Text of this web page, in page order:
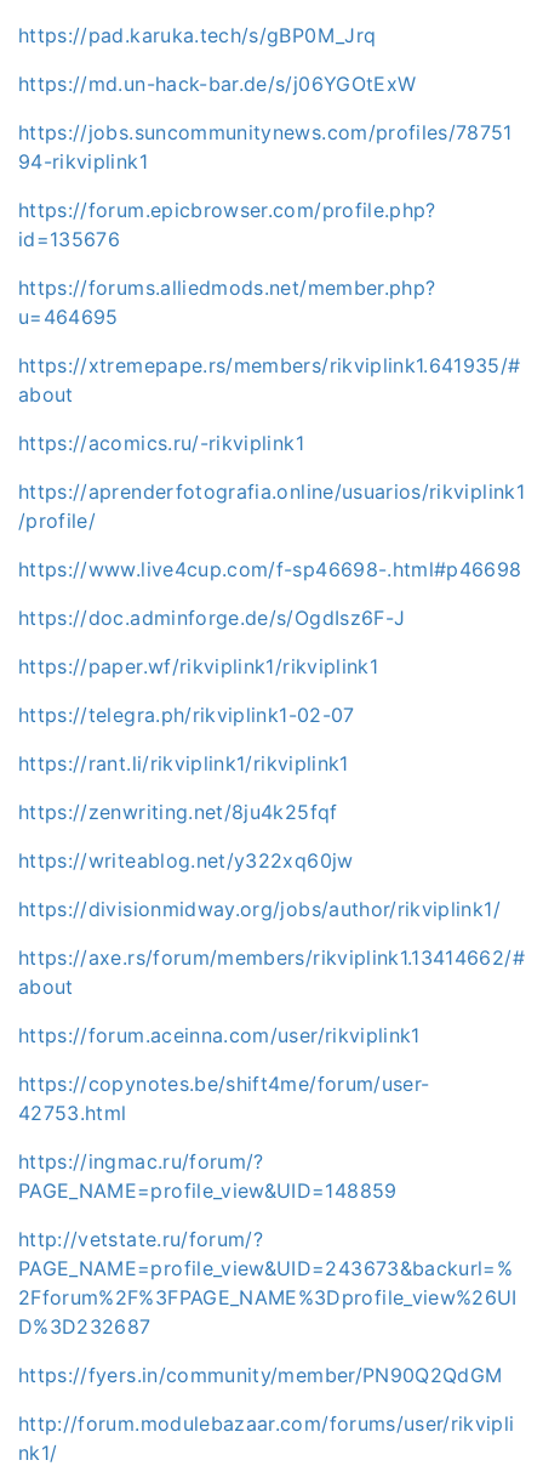
https://pad.karuka.tech/s/gBP0M_Jrq
https://md.un-hack-bar.de/s/j06YGOtExW
https://jobs.suncommunitynews.com/profiles/78751
94-rikviplink1
https://forum.epicbrowser.com/profile.php?
id=135676
https://forums.alliedmods.net/member.php?
u=464695
https://xtremepape.rs/members/rikviplink1.641935/#
about
https://acomics.ru/-rikviplink1
https://aprenderfotografia.online/usuarios/rikviplink1
/profile/
https://www.live4cup.com/f-sp46698-.html#p46698
https://doc.adminforge.de/s/OgdIsz6F-J
https://paper.wf/rikviplink1/rikviplink1
https://telegra.ph/rikviplink1-02-07
https://rant.li/rikviplink1/rikviplink1
https://zenwriting.net/8ju4k25fqf
https://writeablog.net/y322xq60jw
https://divisionmidway.org/jobs/author/rikviplink1/
https://axe.rs/forum/members/rikviplink1.13414662/#
about
https://forum.aceinna.com/user/rikviplink1
https://copynotes.be/shift4me/forum/user-
42753.html
https://ingmac.ru/forum/?
PAGE_NAME=profile_view&UID=148859
http://vetstate.ru/forum/?
PAGE_NAME=profile_view&UID=243673&backurl=%
2Fforum%2F%3FPAGE_NAME%3Dprofile_view%26UI
D%3D232687
https://fyers.in/community/member/PN90Q2QdGM
http://forum.modulebazaar.com/forums/user/rikvipli
nk1/